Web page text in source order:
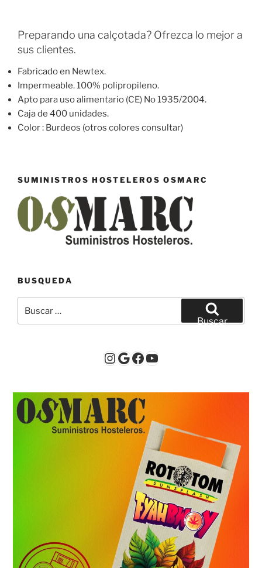
Preparando una calçotada? Ofrezca lo mejor a
sus clientes.
Fabricado en Newtex.
Impermeable. 100% polipropileno.
Apto para uso alimentario (CE) No 1935/2004.
Caja de 400 unidades.
Color : Burdeos (otros colores consultar)
SUMINISTROS HOSTELEROS OSMARC
BUSQUEDA
por:
Buscar
Instagram
Google
Facebook
YouTube